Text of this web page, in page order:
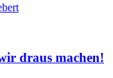
draus machen!